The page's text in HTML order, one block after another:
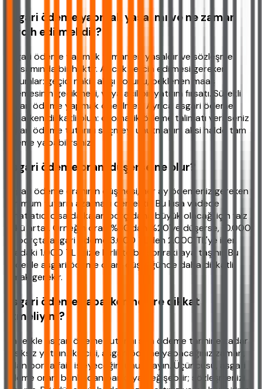
Asgari ödeme yapmak yasal mı ve ne zaman
tercih edilmelidir?
Asgari ödeme yapmak tamamen yasaldır ve sözleşme
kapsamında bir haktır. Ancak tercih edilmesi gereken
durumlar: geçici nakit akışı sorunu, beklenen maaş
ödemesinin gecikmesi, veya acil bir yatırım fırsatı. Sürekli
asgari ödeme yapmak önerilmez. Ayrıca asgari ödeme
yaparken dikkatli olun: otomatik ödeme talimatı verirseniz
asgari ödeme tutarını seçmeyi unutmayın, aksi halde tam
ödeme yapabilirsiniz.
Asgari ödeme oranı düşerse ne olur?
Asgari ödeme oranının düşmesi, her ay ödemeniz gereken
minimum tutarın azalması demektir. Bu kısa vadede
rahatlatıcı olsa da kalan borç daha büyük olacağı için faiz
yükü artar. Örneğin oran %30'dan %20'ye düşerse, 10.000
TL borçta asgari ödeme 3.000 TL'den 2.000 TL'ye iner.
Aradaki 1.000 TL faizle birlikte bir sonraki aya taşınır. Bu
nedenle asgari ödeme oranı düştüğünde daha dikkatli
olmak gerekir.
Asgari ödeme yaparken nelere dikkat
etmeliyim?
Öncelikle asgari ödeme tutarını son ödeme tarihine kadar
eksiksiz yatırın. İkincisi, asgari ödeme yapacağınız zaman,
kalan borca faiz işleyeceğini unutmayın. Üçüncüsü, asgari
ödeme oranı bankadan bankaya değişebilir; sözleşmenizi